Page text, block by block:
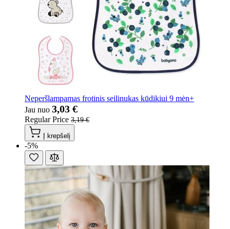
Neperšlampamas frotinis seilinukas kūdikiui 9 mėn+
Jau nuo 3,03 €
Regular Price 3,19 €
Į krepšelį
-5%